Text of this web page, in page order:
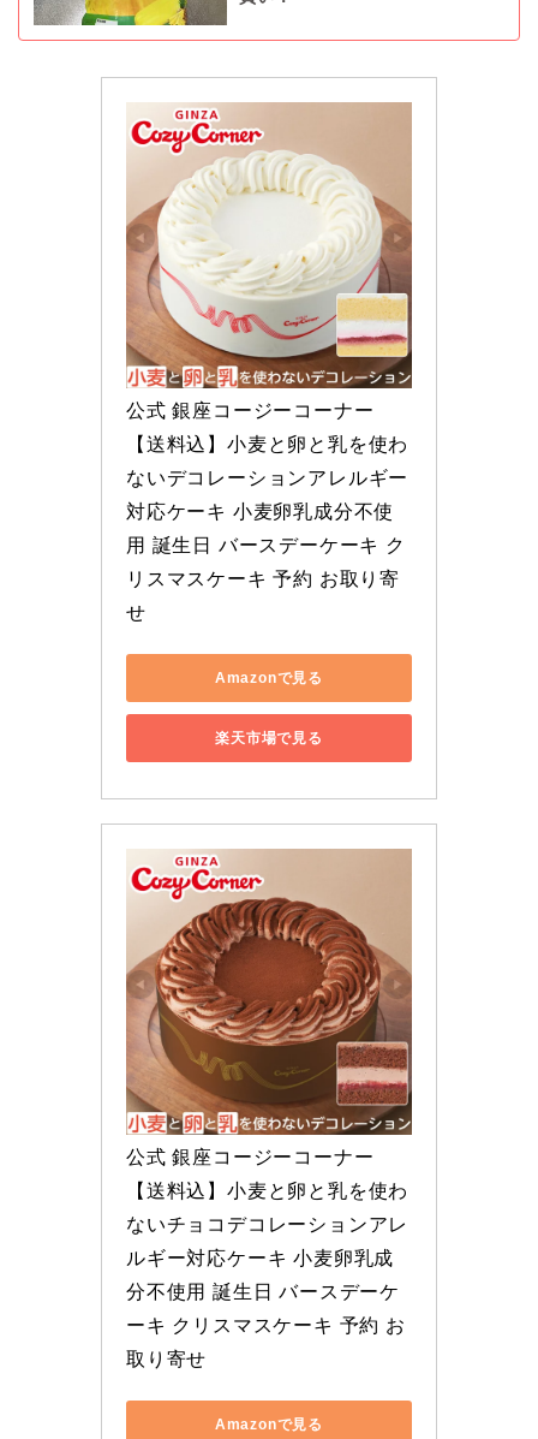
公式 銀座コージーコーナー
【送料込】小麦と卵と乳を使わ
ないデコレーションアレルギー
対応ケーキ 小麦卵乳成分不使
用 誕生日 バースデーケーキ ク
リスマスケーキ 予約 お取り寄
せ
Amazonで見る
楽天市場で見る
公式 銀座コージーコーナー
【送料込】小麦と卵と乳を使わ
ないチョコデコレーションアレ
ルギー対応ケーキ 小麦卵乳成
分不使用 誕生日 バースデーケ
ーキ クリスマスケーキ 予約 お
取り寄せ
Amazonで見る